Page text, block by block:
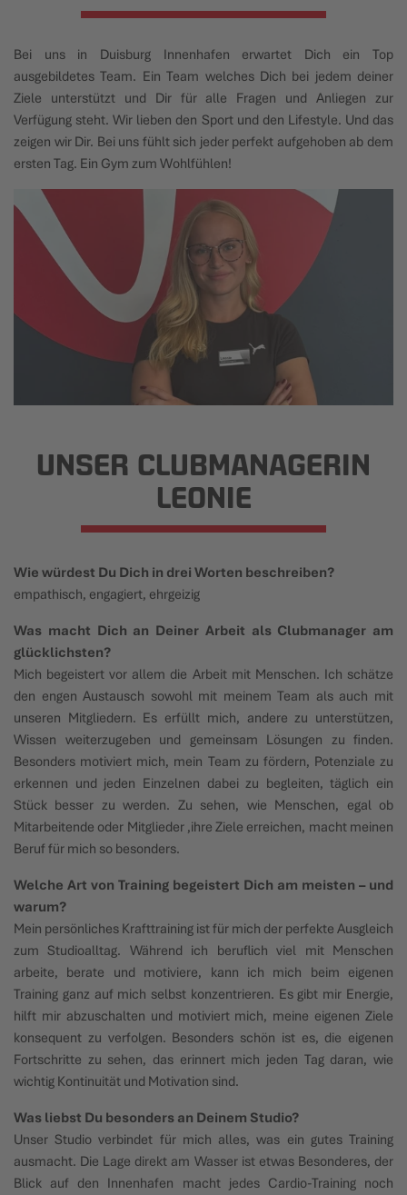
Bei uns in Duisburg Innenhafen erwartet Dich ein Top
ausgebildetes Team. Ein Team welches Dich bei jedem deiner
Ziele unterstützt und Dir für alle Fragen und Anliegen zur
Verfügung steht. Wir lieben den Sport und den Lifestyle. Und das
zeigen wir Dir. Bei uns fühlt sich jeder perfekt aufgehoben ab dem
ersten Tag. Ein Gym zum Wohlfühlen!
UNSER CLUBMANAGERIN
LEONIE
Wie würdest Du Dich in drei Worten beschreiben?
empathisch, engagiert, ehrgeizig
Was macht Dich an Deiner Arbeit als Clubmanager am
glücklichsten?
Mich begeistert vor allem die Arbeit mit Menschen. Ich schätze
den engen Austausch sowohl mit meinem Team als auch mit
unseren Mitgliedern. Es erfüllt mich, andere zu unterstützen,
Wissen weiterzugeben und gemeinsam Lösungen zu finden.
Besonders motiviert mich, mein Team zu fördern, Potenziale zu
erkennen und jeden Einzelnen dabei zu begleiten, täglich ein
Stück besser zu werden. Zu sehen, wie Menschen, egal ob
Mitarbeitende oder Mitglieder ,ihre Ziele erreichen, macht meinen
Beruf für mich so besonders.
Welche Art von Training begeistert Dich am meisten – und
warum?
Mein persönliches Krafttraining ist für mich der perfekte Ausgleich
zum Studioalltag. Während ich beruflich viel mit Menschen
arbeite, berate und motiviere, kann ich mich beim eigenen
Training ganz auf mich selbst konzentrieren. Es gibt mir Energie,
hilft mir abzuschalten und motiviert mich, meine eigenen Ziele
konsequent zu verfolgen. Besonders schön ist es, die eigenen
Fortschritte zu sehen, das erinnert mich jeden Tag daran, wie
wichtig Kontinuität und Motivation sind.
Was liebst Du besonders an Deinem Studio?
Unser Studio verbindet für mich alles, was ein gutes Training
ausmacht. Die Lage direkt am Wasser ist etwas Besonderes, der
Blick auf den Innenhafen macht jedes Cardio-Training noch